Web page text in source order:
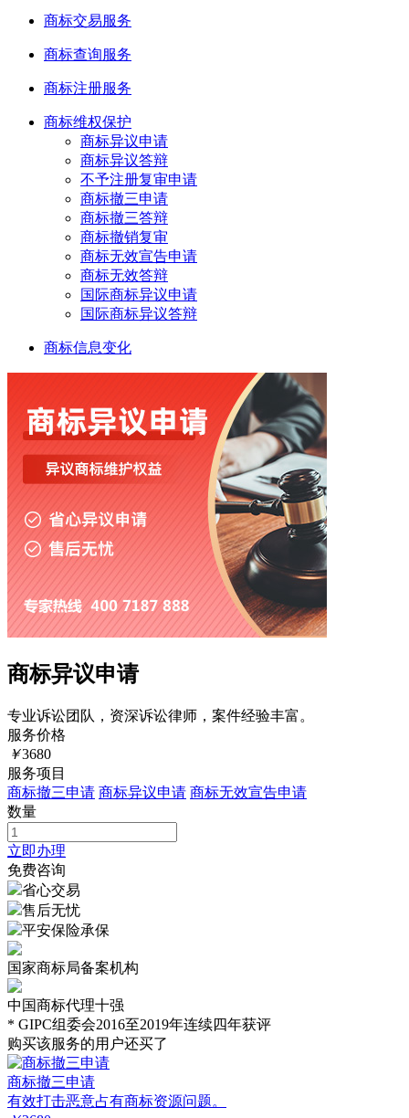
商标交易服务
商标查询服务
商标注册服务
商标维权保护
商标异议申请
商标异议答辩
不予注册复审申请
商标撤三申请
商标撤三答辩
商标撤销复审
商标无效宣告申请
商标无效答辩
国际商标异议申请
国际商标异议答辩
商标信息变化
商标异议申请
专业诉讼团队，资深诉讼律师，案件经验丰富。
服务价格
￥3680
服务项目
商标撤三申请 商标异议申请 商标无效宣告申请
数量
立即办理
免费咨询
省心交易
售后无忧
平安保险承保
国家商标局备案机构
中国商标代理十强
* GIPC组委会2016至2019年连续四年获评
购买该服务的用户还买了
商标撤三申请
有效打击恶意占有商标资源问题。